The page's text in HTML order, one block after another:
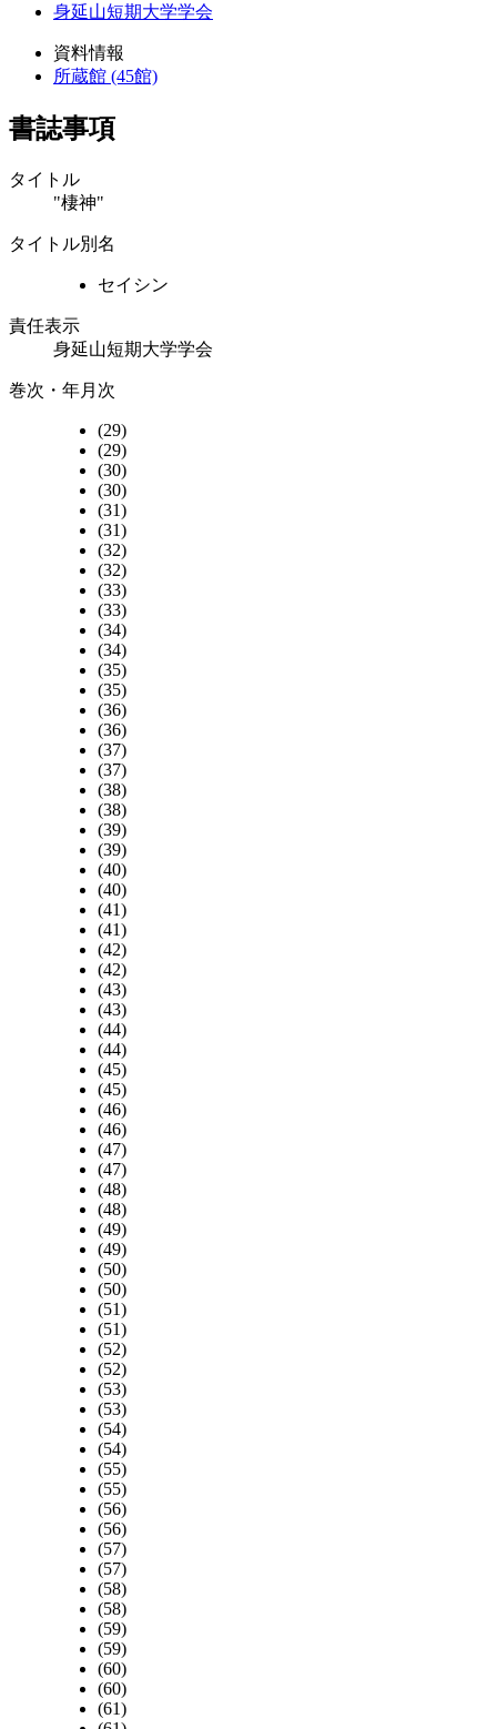
身延山短期大学学会
資料情報
所蔵館 (45館)
書誌事項
タイトル
"棲神"
タイトル別名
セイシン
責任表示
身延山短期大学学会
巻次・年月次
(29)
(29)
(30)
(30)
(31)
(31)
(32)
(32)
(33)
(33)
(34)
(34)
(35)
(35)
(36)
(36)
(37)
(37)
(38)
(38)
(39)
(39)
(40)
(40)
(41)
(41)
(42)
(42)
(43)
(43)
(44)
(44)
(45)
(45)
(46)
(46)
(47)
(47)
(48)
(48)
(49)
(49)
(50)
(50)
(51)
(51)
(52)
(52)
(53)
(53)
(54)
(54)
(55)
(55)
(56)
(56)
(57)
(57)
(58)
(58)
(59)
(59)
(60)
(60)
(61)